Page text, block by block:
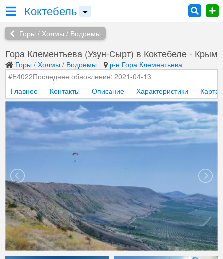
Коктебель
Горы / Холмы / Водоемы
Гора Клементьева (Узун-Сырт) в Коктебеле - Крым
Горы / Холмы / Водоемы
р-н Гора Клементьева
Последнее обновление: 2021-04-13
#E4022
Главное
Контакты Описание Характеристики Карта